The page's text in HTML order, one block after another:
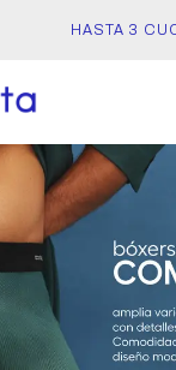
HASTA 3